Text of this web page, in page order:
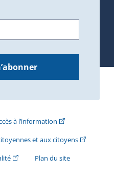
externe s'ouvrira dans une
à l’information(Cet hyperlien
et aux citoyens(Cet
(Cet hyperlien externe s'ouvrira
Plan du site